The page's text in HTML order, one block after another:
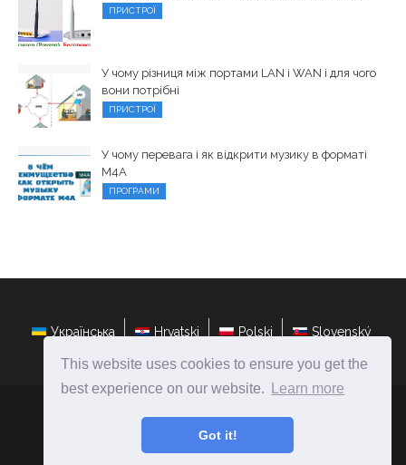
This website uses cookies to ensure you get the
best experience on our website.
Learn more
Got it!
ПРИСТРОЇ
У чому різниця між портами LAN і WAN і для чого
вони потрібні
ПРИСТРОЇ
У чому перевага і як відкрити музику в форматі
М4А
ПРОГРАМИ
Українська Hrvatski Polski Slovenský
ateasyday.com Ⓒ2026
Ремонт і настройка комп'ютерів своїми руками!